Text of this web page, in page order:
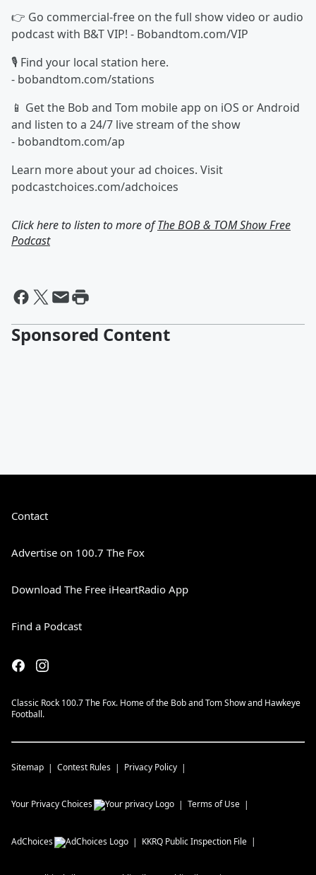
👉 Go commercial-free on the full show video or audio
podcast with B&T VIP! - ⁠⁠⁠⁠⁠⁠⁠⁠⁠⁠⁠⁠⁠⁠⁠⁠⁠⁠⁠⁠⁠⁠⁠⁠⁠⁠⁠⁠⁠⁠⁠⁠⁠⁠⁠⁠⁠⁠⁠⁠⁠⁠⁠⁠⁠⁠⁠⁠⁠⁠⁠⁠⁠⁠⁠⁠⁠⁠⁠⁠⁠⁠⁠⁠⁠⁠⁠⁠⁠⁠⁠⁠⁠⁠⁠⁠⁠⁠⁠⁠⁠⁠⁠Bobandtom.com/VIP⁠⁠⁠⁠⁠⁠⁠⁠⁠⁠⁠⁠⁠⁠⁠⁠⁠⁠⁠⁠⁠⁠⁠⁠⁠⁠⁠⁠⁠⁠⁠⁠⁠⁠⁠⁠⁠⁠⁠⁠⁠⁠⁠⁠⁠⁠⁠⁠⁠⁠⁠⁠⁠⁠⁠⁠⁠⁠⁠⁠⁠⁠⁠⁠⁠⁠⁠⁠⁠⁠⁠⁠⁠⁠⁠⁠⁠⁠⁠⁠⁠⁠⁠
🎙 Find your local station here.
- ⁠⁠⁠⁠⁠⁠⁠⁠⁠⁠⁠⁠⁠⁠⁠⁠⁠⁠⁠⁠⁠⁠⁠⁠⁠⁠⁠⁠⁠⁠⁠⁠⁠⁠⁠⁠⁠⁠⁠⁠⁠⁠⁠⁠⁠⁠⁠⁠⁠⁠⁠⁠⁠⁠⁠⁠⁠⁠⁠⁠⁠⁠⁠⁠⁠⁠⁠⁠⁠⁠⁠⁠⁠⁠⁠⁠⁠⁠⁠⁠⁠⁠⁠bobandtom.com/stations⁠⁠⁠⁠⁠⁠⁠⁠⁠⁠⁠⁠⁠⁠⁠⁠⁠⁠⁠⁠⁠⁠⁠⁠⁠⁠⁠⁠⁠⁠⁠⁠⁠⁠⁠⁠⁠⁠⁠⁠⁠⁠⁠⁠⁠⁠⁠⁠⁠⁠⁠⁠⁠⁠⁠⁠⁠⁠⁠⁠⁠⁠⁠⁠⁠⁠⁠⁠⁠⁠⁠⁠⁠⁠⁠⁠⁠⁠⁠⁠⁠⁠⁠
📱 Get the Bob and Tom mobile app on iOS or Android
and listen to a 24/7 live stream of the show
- ⁠⁠⁠⁠⁠⁠⁠⁠⁠⁠⁠⁠⁠⁠⁠⁠⁠⁠⁠⁠⁠⁠⁠⁠⁠⁠⁠⁠⁠⁠⁠⁠⁠⁠⁠⁠⁠⁠⁠⁠⁠⁠⁠⁠⁠⁠⁠⁠⁠⁠⁠⁠⁠⁠⁠⁠⁠⁠⁠⁠⁠⁠⁠⁠⁠⁠⁠⁠⁠⁠⁠⁠⁠⁠⁠⁠⁠⁠⁠⁠⁠⁠⁠bobandtom.com/ap⁠⁠⁠⁠⁠⁠⁠⁠⁠⁠⁠⁠⁠⁠⁠⁠⁠⁠⁠⁠⁠⁠⁠⁠⁠⁠⁠⁠⁠⁠⁠⁠⁠⁠⁠⁠⁠⁠
Learn more about your ad choices. Visit
podcastchoices.com/adchoices
Click here to listen to more ofThe BOB & TOM Show Free
Podcast
Sponsored Content
Contact
Advertise on 100.7 The Fox
Download The Free iHeartRadio App
Find a Podcast
Classic Rock 100.7 The Fox. Home of the Bob and Tom Show and Hawkeye
Football.
Sitemap Contest Rules Privacy Policy
Your Privacy Choices Terms of Use
AdChoices KKRQ Public Inspection File